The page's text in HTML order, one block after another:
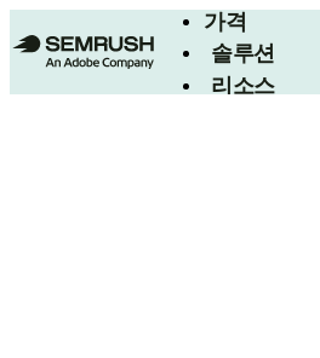
가격
솔루션
리소스